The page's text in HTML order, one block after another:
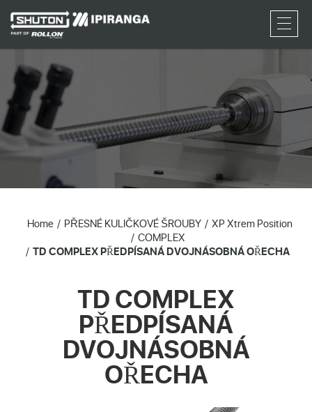
RFQ
Home PŘESNÉ KULIČKOVÉ ŠROUBY
XP Xtrem Position
COMPLEX
TD COMPLEX PŘEDPÍSANÁ DVOJNÁSOBNÁ OŘECHA
TD COMPLEX
PŘEDPÍSANÁ
DVOJNÁSOBNÁ
OŘECHA